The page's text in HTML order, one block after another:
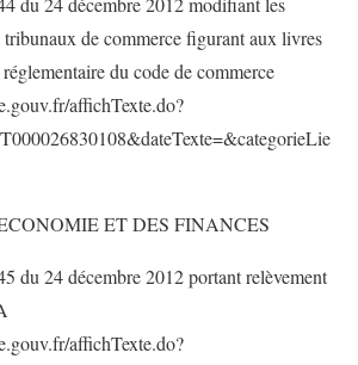
tribunaux de commerce figurant aux livres
du code de commerce
affichTexte.do?
ET DES FINANCES
du 24 décembre 2012 portant relèvement
affichTexte.do?